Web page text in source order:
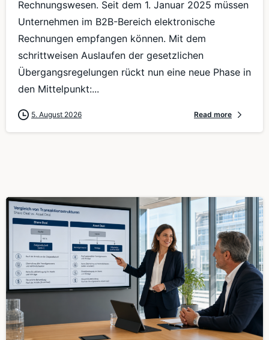
Rechnungswesen. Seit dem 1. Januar 2025 müssen
Unternehmen im B2B-Bereich elektronische
Rechnungen empfangen können. Mit dem
schrittweisen Auslaufen der gesetzlichen
Übergangsregelungen rückt nun eine neue Phase in
den Mittelpunkt:...
5. August 2026 Read more